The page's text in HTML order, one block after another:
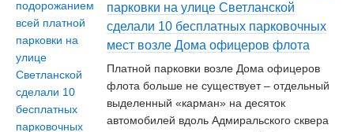
парковки на улице Светланской
сделали 10 бесплатных парковочных
мест возле Дома офицеров флота
Платной парковки возле Дома офицеров
флота больше не существует – отдельный
выделенный «карман» на десяток
автомобилей вдоль Адмиральского сквера